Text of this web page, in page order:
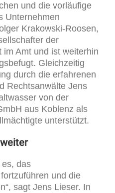
und die vorläufige
Unternehmen
Krakowski-Roosen,
der
Amt und ist weiterhin
Gleichzeitig
durch die erfahrenen
Rechtsanwälte Jens
von der
aus Koblenz als
unterstützt.
es, das
und die
sagt Jens Lieser. In